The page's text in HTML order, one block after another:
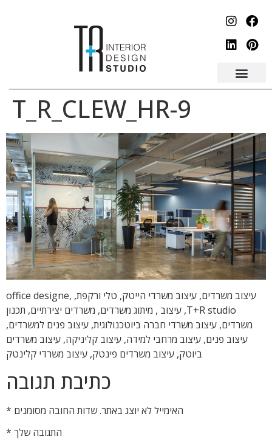
T_R_CLEW_HR-9
עיצוב משרדים, עיצוב משרדי הייטק, טלי ורקפת, office designe,
T+R studio, עיצוב , מיתוג משרדים, משרדים יצירתיים, תכנון
משרדים, עיצוב משרדי חברה ביוטכנולוגית, עיצוב פנים למשרדים,
עיצוב פנים, עיצוב מרחבי למידה, עיצוב קליניקה, עיצוב משרדים
ביוטק, עיצוב משרדים פינטק, עיצוב משרדי קלינטק
כתיבת תגובה
האימייל לא יוצג באתר.שדות החובה מסומנים *
התגובה שלך *